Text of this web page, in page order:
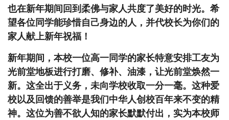
也在新年期间回到柔佛与家人共度了美好的时光。希
望各位同学能珍惜自己身边的人，并代校长为你们的
家人献上新年祝福！
新年期间，本校一位高一同学的家长特意安排工友为
光前堂地板进行打磨、修补、油漆，让光前堂焕然一
新。这全出于义务，未向学校收取一分一毫。这种爱
校以及回馈的善举是我们中华人创校百年来不变的精
神。这位为善不欲人知的家长默默付出，实为本校师